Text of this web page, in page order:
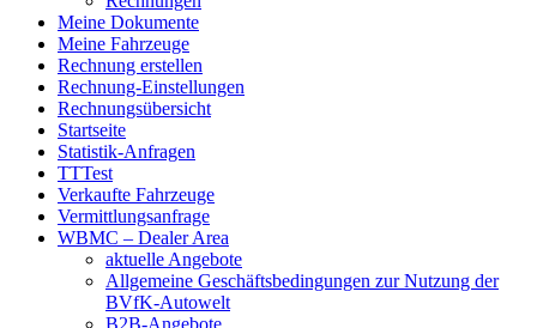
Meine Dokumente
Meine Fahrzeuge
Rechnung erstellen
Rechnung-Einstellungen
Rechnungsübersicht
Startseite
Statistik-Anfragen
TTTest
Verkaufte Fahrzeuge
Vermittlungsanfrage
WBMC – Dealer Area
aktuelle Angebote
Allgemeine Geschäftsbedingungen zur Nutzung der
BVfK-Autowelt
B2B-Angebote